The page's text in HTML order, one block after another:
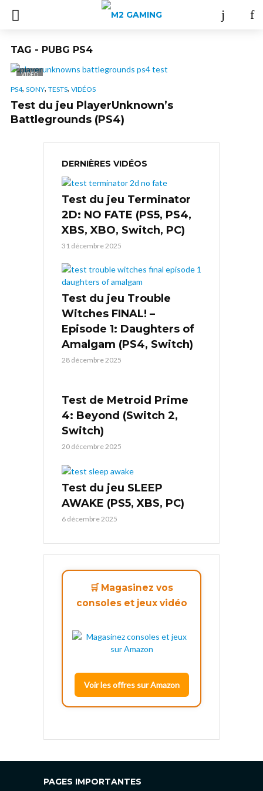
TAG - PUBG PS4
VIDÉO
PS4, SONY, TESTS, VIDÉOS
Test du jeu PlayerUnknown’s
Battlegrounds (PS4)
DERNIÈRES VIDÉOS
Test du jeu Terminator
2D: NO FATE (PS5, PS4,
XBS, XBO, Switch, PC)
31 décembre 2025
Test du jeu Trouble
Witches FINAL! –
Episode 1: Daughters of
Amalgam (PS4, Switch)
28 décembre 2025
Test de Metroid Prime
4: Beyond (Switch 2,
Switch)
20 décembre 2025
Test du jeu SLEEP
AWAKE (PS5, XBS, PC)
6 décembre 2025
🛒 Magasinez vos
consoles et jeux vidéo
Voir les offres sur Amazon
PAGES IMPORTANTES